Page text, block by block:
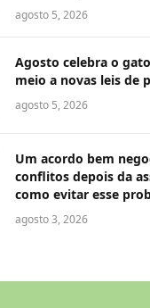
agosto 5, 2026
Agosto celebra o
meio a novas leis de
agosto 5, 2026
Um acordo bem
conflitos depois da
como evitar esse
agosto 3, 2026